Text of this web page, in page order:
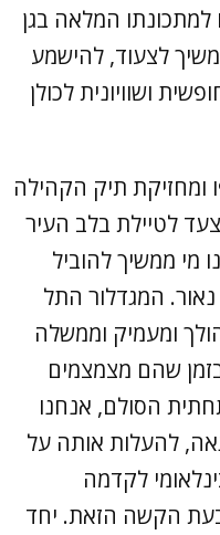
למתכונתו המלאה בגן
לצעוד, להישמע
ושוויונית לכולן
ומחזיקת תיק הקהילה
לטיילת בלב העיר
מי ממשיך להוביל
המגדלור התל
ומעמיק וממשלה
שהם מצמצמים
הסולם, אנחנו
להעלות אותה על
לקדמה
הקשה הזאת. יחד